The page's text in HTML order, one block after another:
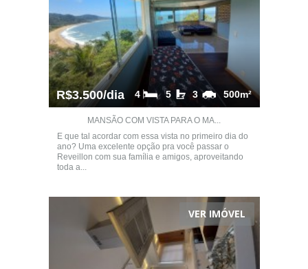
R$3.500/dia 500m²
3
5
4
MANSÃO COM VISTA PARA O MA...
E que tal acordar com essa vista no primeiro dia do
ano? Uma excelente opção pra você passar o
Reveillon com sua família e amigos, aproveitando
toda a...
VER IMÓVEL